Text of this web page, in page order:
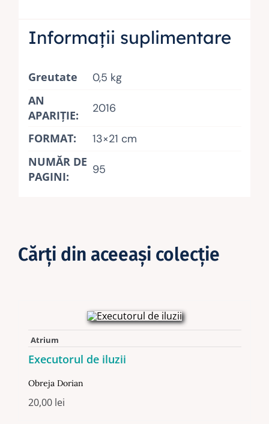
Informații suplimentare
Greutate
0,5 kg
AN
APARIŢIE:
2016
FORMAT:
13×21 cm
NUMĂR DE
PAGINI:
95
Cărţi din aceeaşi colecţie
Atrium
Executorul de iluzii
Obreja Dorian
20,00 lei